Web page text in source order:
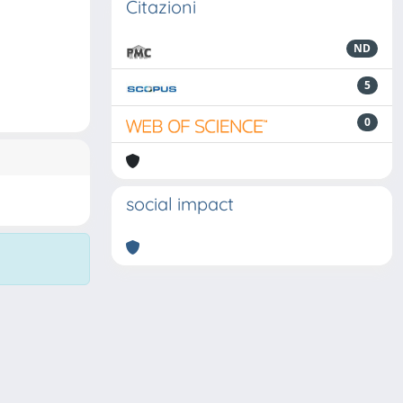
Citazioni
ND
5
0
social impact